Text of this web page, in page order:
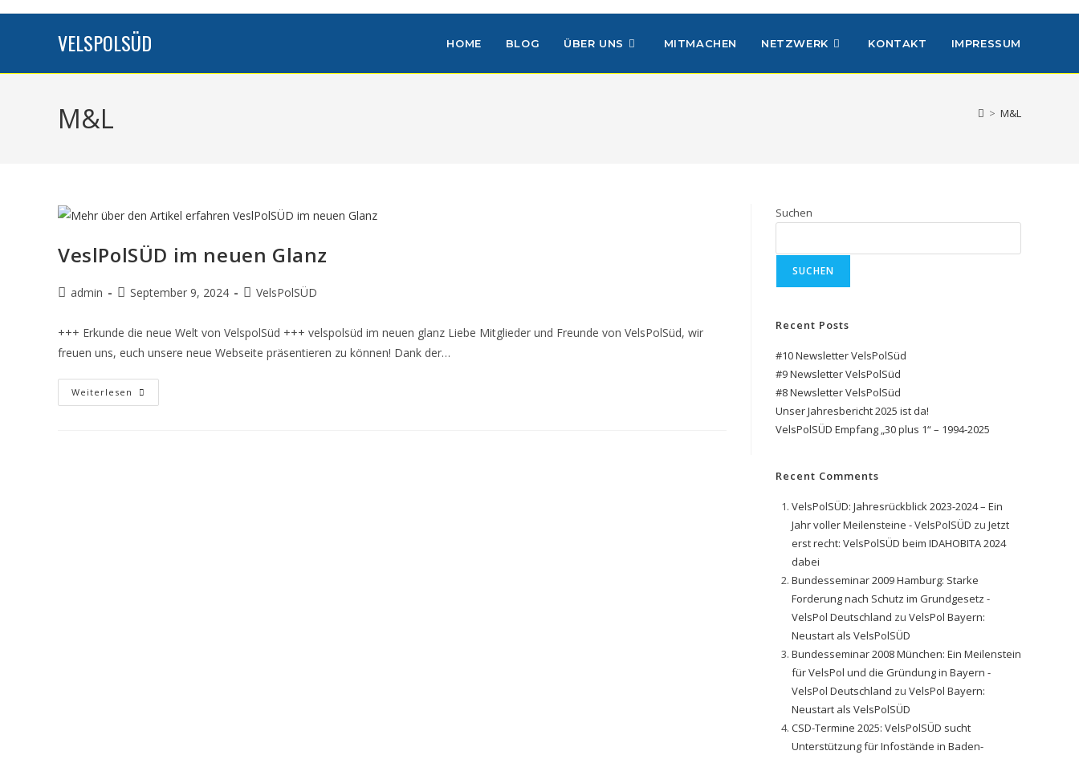
VELSPOLSÜD HOME BLOG ÜBER UNS MITMACHEN NETZWERK KONTAKT IMPRESSUM
M&L > M&L
VeslPolSÜD im neuen Glanz
admin September 9, 2024 VelsPolSÜD
+++ Erkunde die neue Welt von VelspolSüd +++ velspolsüd im neuen glanz Liebe Mitglieder und Freunde von VelsPolSüd, wir
freuen uns, euch unsere neue Webseite präsentieren zu können! Dank der…
Weiterlesen
Suchen
SUCHEN
Recent Posts
#10 Newsletter VelsPolSüd
#9 Newsletter VelsPolSüd
#8 Newsletter VelsPolSüd
Unser Jahresbericht 2025 ist da!
VelsPolSÜD Empfang „30 plus 1“ – 1994-2025
Recent Comments
VelsPolSÜD: Jahresrückblick 2023-2024 – Ein
Jahr voller Meilensteine - VelsPolSÜD zu Jetzt
erst recht: VelsPolSÜD beim IDAHOBITA 2024
dabei
Bundesseminar 2009 Hamburg: Starke
Forderung nach Schutz im Grundgesetz -
VelsPol Deutschland zu VelsPol Bayern:
Neustart als VelsPolSÜD
Bundesseminar 2008 München: Ein Meilenstein
für VelsPol und die Gründung in Bayern -
VelsPol Deutschland zu VelsPol Bayern:
Neustart als VelsPolSÜD
CSD-Termine 2025: VelsPolSÜD sucht
Unterstützung für Infostände in Baden-